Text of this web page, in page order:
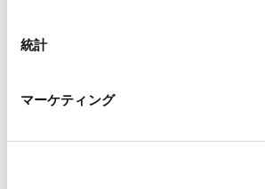
統計
マーケティング
Solar panel suppliers